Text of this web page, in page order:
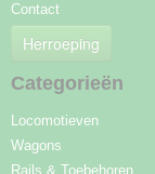
Contact
Herroeping
Categorieën
Locomotieven
Wagons
Rails & Toebehoren